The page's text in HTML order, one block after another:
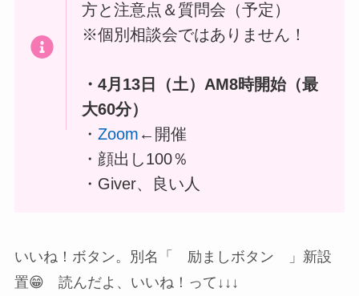
方と注意点＆質問会（予定）
※個別相談会ではありません！
・4月13日（土）AM8時開始（最
大60分）
・ Zoom ←開催
・顔出し100％
・Giver、良い人
いいね！ボタン。別名「 励ましボタン 」新設
置😁 読んだよ、いいね！って↓↓↓